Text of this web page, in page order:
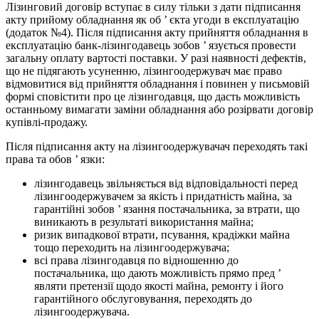
Лізинговий договір вступає в силу тільки з дати підписання
акту прийому обладнання як об ’ єкта угоди в експлуатацію
(додаток №4). Після підписання акту прийняття обладнання в
експлуатацію банк-лізингодавець зобов ’ язується провести
загальну оплату вартості поставки. У разі наявності дефектів,
що не підягають усуненню, лізингоодержувач має право
відмовитися від прийняття обладнання і повинен у письмовій
формі сповістити про це лізингодавця, що дасть можливість
останньому вимагати заміни обладнання або розірвати договір
купівлі-продажу.
Після підписання акту на лізингоодержувачач переходять такі
права та обов ’ язки:
лізингодавець звільняється від відповідальності перед
лізингоодержувачем за якість і придатність майна, за
гарантійні зобов ’ язання постачальника, за втрати, що
виникають в результаті використання майна;
ризик випадкової втрати, псування, крадіжки майна
тощо переходить на лізингоодержувача;
всі права лізингодавця по відношенню до
постачальника, що дають можливість прямо пред ’
являти претензії щодо якості майна, ремонту і його
гарантійного обслуговування, переходять до
лізингоодержувача.